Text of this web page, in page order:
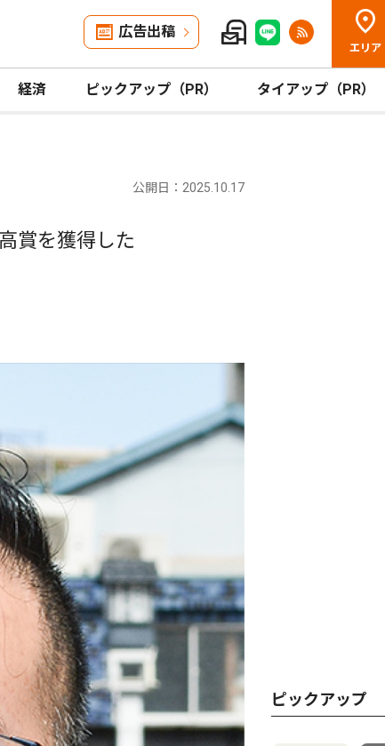
広告出稿
エリア
経済 ピックアップ（PR） タイアップ（PR）
公開日：2025.10.17
賞を獲得した
ピックアップ